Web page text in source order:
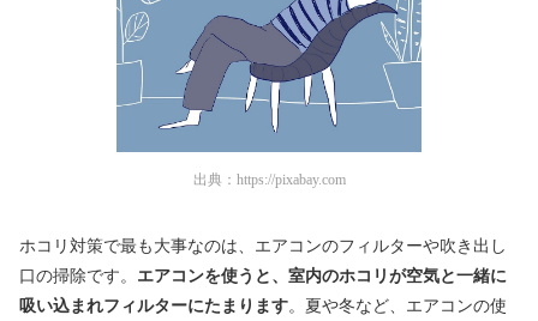
出典： https://pixabay.com
ホコリ対策で最も大事なのは、エアコンのフィルターや吹き出し
口の掃除です。 エアコンを使うと、室内のホコリが空気と一緒に
吸い込まれフィルターにたまります。夏や冬など、エアコンの使